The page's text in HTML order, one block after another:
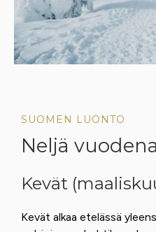
SUOMEN LUONTO
Neljä
Kevät
Kevät alkaa etelässä